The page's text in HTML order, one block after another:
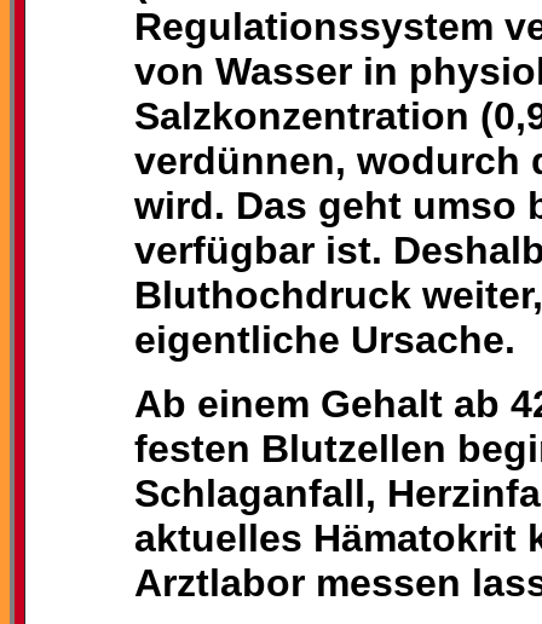
Regulationssystem
von Wasser in
Salzkonzentration
verdünnen, wodurch
wird. Das geht umso
verfügbar ist.
Bluthochdruck
eigentliche Ursache.
Ab einem Gehalt ab
festen Blutzellen
Schlaganfall,
aktuelles Hämatokrit
Arztlabor messen